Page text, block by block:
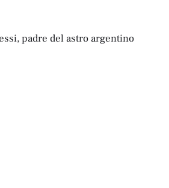
padre del astro argentino